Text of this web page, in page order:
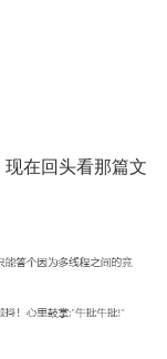
在回头看那篇文